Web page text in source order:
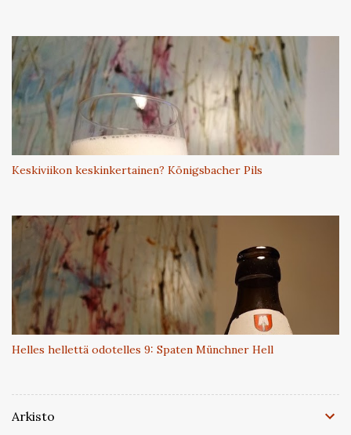
Keskiviikon keskinkertainen? Königsbacher Pils
Helles hellettä odotelles 9: Spaten Münchner Hell
Arkisto